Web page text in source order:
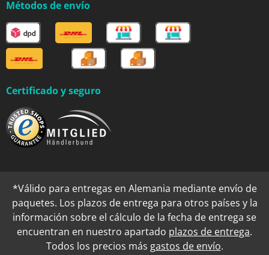
Métodos de envío
Certificado y seguro
*Válido para entregas en Alemania mediante envío de
paquetes. Los plazos de entrega para otros países y la
información sobre el cálculo de la fecha de entrega se
encuentran en nuestro apartado plazos de entrega.
Todos los precios más gastos de envío.